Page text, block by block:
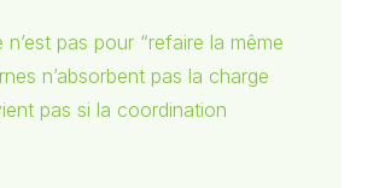
pas pour “refaire la même
n’absorbent pas la charge
pas si la coordination